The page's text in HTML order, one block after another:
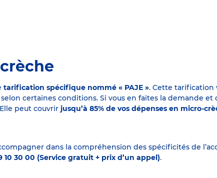
tarification spécifique nommé « PAJE ». Cette tarification
certaines conditions. Si vous en faites la demande
peut couvrir jusqu’à 85% de vos dépenses en micro-
dans la compréhension des spécificités de
10 30 00 (Service gratuit + prix d’un appel).